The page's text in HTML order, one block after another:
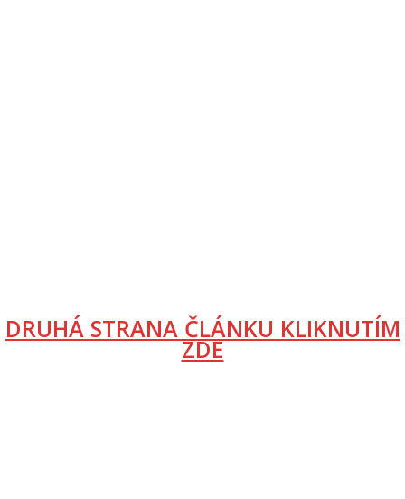
DRUHÁ STRANA ČLÁNKU KLIKNUTÍM
ZDE